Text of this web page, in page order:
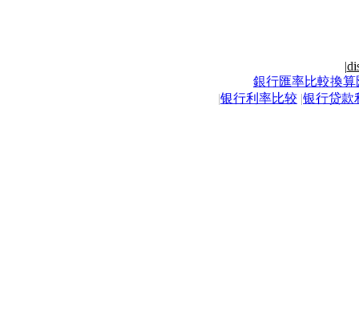
|
銀行匯率比較換算
|银行利率比较 |银行贷款